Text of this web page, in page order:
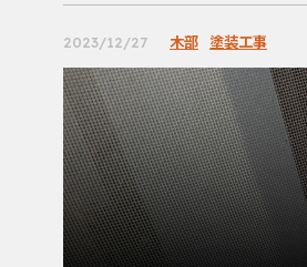
2023/12/27 木部 塗装工事